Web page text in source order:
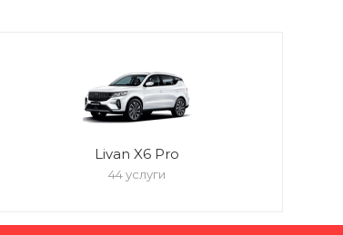
Livan X6 Pro
44 услуги